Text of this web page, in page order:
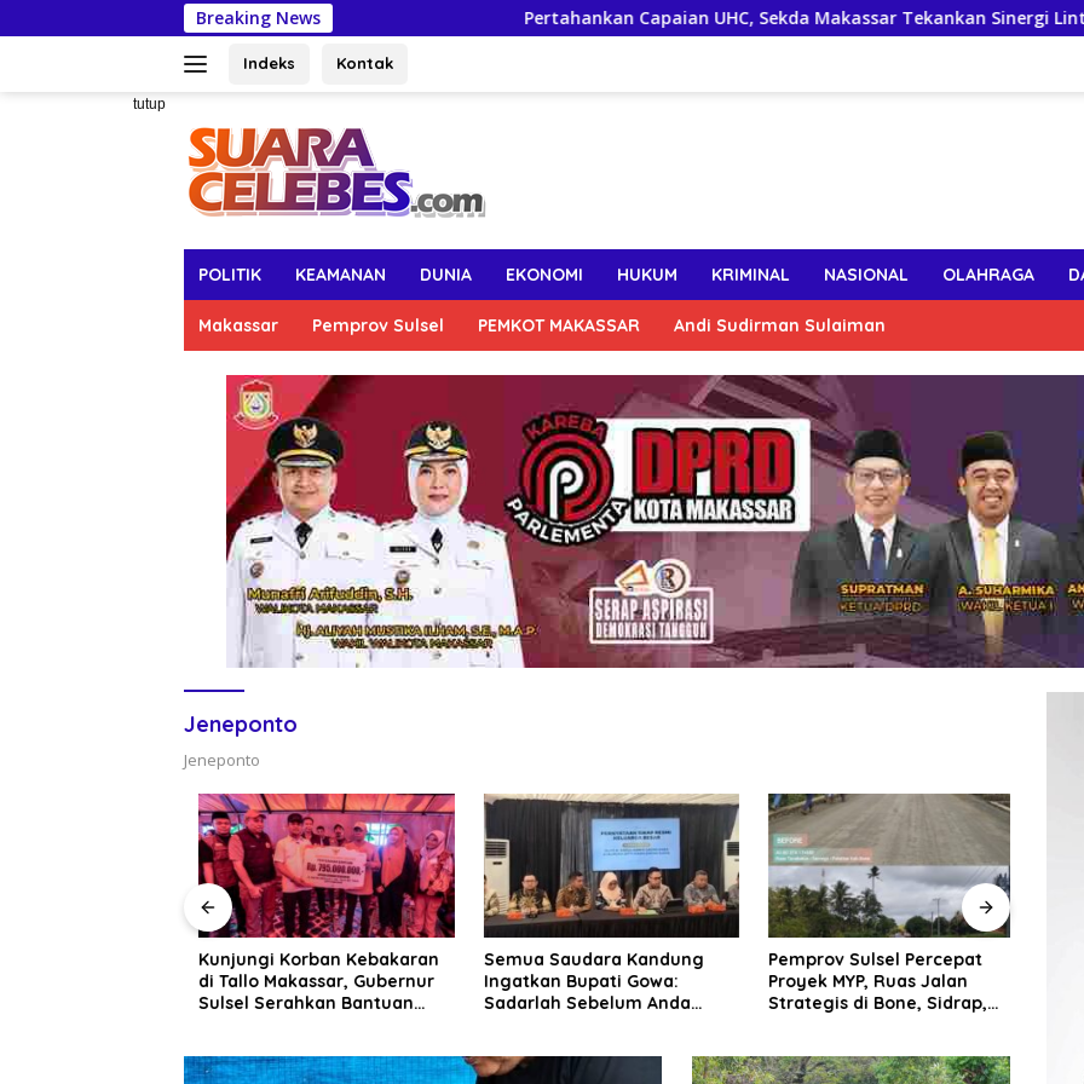
ke
Breaking News Pertahankan Capaian UHC, Sekda Makassar Tekankan Sinergi Lintas OPD Jaga
Indeks Kontak
tutup
POLITIK KEAMANAN DUNIA EKONOMI HUKUM KRIMINAL NASIONAL OLAHRAGA
Makassar Pemprov Sulsel PEMKOT MAKASSAR Andi Sudirman Sulaiman
Jeneponto
Jeneponto
Kunjungi Korban Kebakaran
di Tallo Makassar, Gubernur
Sulsel Serahkan Bantuan
Semua Saudara Kandung
Ingatkan Bupati Gowa:
Sadarlah Sebelum Anda
Pemprov Sulsel Percepat
Proyek MYP, Ruas Jalan
Strategis di Bone, Sidrap,